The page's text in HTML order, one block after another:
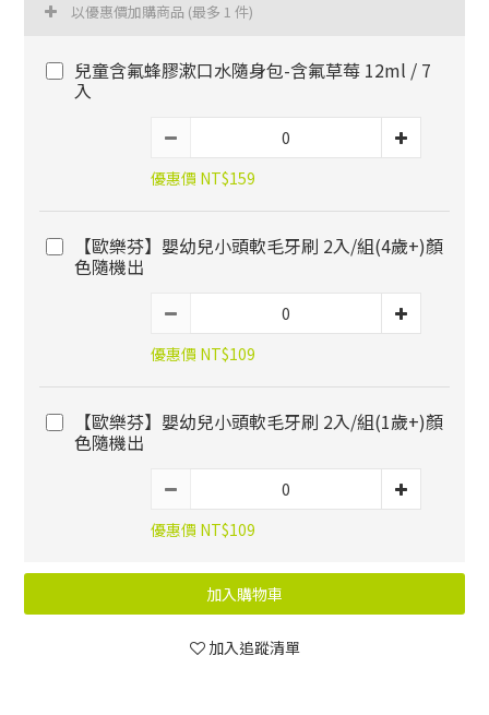
以優惠價加購商品 (最多 1 件)
兒童含氟蜂膠漱口水隨身包-含氟草莓 12ml / 7
入
優惠價 NT$159
【歐樂芬】嬰幼兒小頭軟毛牙刷 2入/組(4歲+)顏
色隨機出
優惠價 NT$109
【歐樂芬】嬰幼兒小頭軟毛牙刷 2入/組(1歲+)顏
色隨機出
優惠價 NT$109
加入購物車
加入追蹤清單